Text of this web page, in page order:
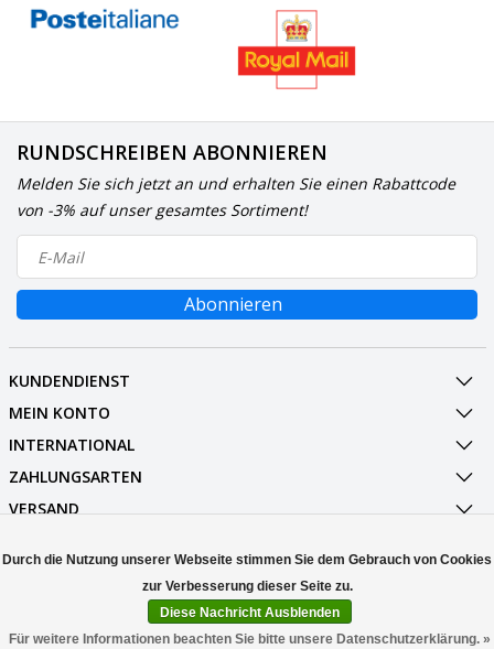
RUNDSCHREIBEN ABONNIEREN
Melden Sie sich jetzt an und erhalten Sie einen Rabattcode
von -3% auf unser gesamtes Sortiment!
Abonnieren
KUNDENDIENST
MEIN KONTO
INTERNATIONAL
ZAHLUNGSARTEN
VERSAND
© Copyright 2026 Stuff Enough.be
Durch die Nutzung unserer Webseite stimmen Sie dem Gebrauch von Cookies
zur Verbesserung dieser Seite zu.
Diese Nachricht Ausblenden
Für weitere Informationen beachten Sie bitte unsere Datenschutzerklärung. »